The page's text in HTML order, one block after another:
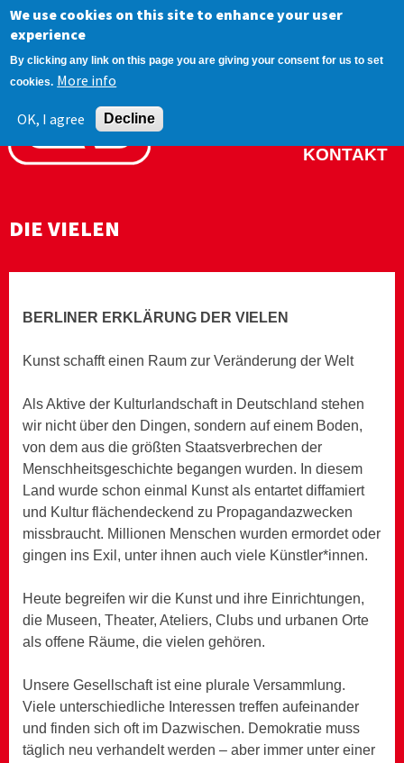
We use cookies on this site to enhance your user
experience
By clicking any link on this page you are giving your consent for us to set
cookies. More info
OK, I agree Decline
Jump to navigation
BRAND
KONTAKT
DIE VIELEN
BERLINER ERKLÄRUNG DER VIELEN
Kunst schafft einen Raum zur Veränderung der Welt
Als Aktive der Kulturlandschaft in Deutschland stehen
wir nicht über den Dingen, sondern auf einem Boden,
von dem aus die größten Staatsverbrechen der
Menschheitsgeschichte begangen wurden. In diesem
Land wurde schon einmal Kunst als entartet diffamiert
und Kultur flächendeckend zu Propagandazwecken
missbraucht. Millionen Menschen wurden ermordet oder
gingen ins Exil, unter ihnen auch viele Künstler*innen.
Heute begreifen wir die Kunst und ihre Einrichtungen,
die Museen, Theater, Ateliers, Clubs und urbanen Orte
als offene Räume, die vielen gehören.
Unsere Gesellschaft ist eine plurale Versammlung.
Viele unterschiedliche Interessen treffen aufeinander
und finden sich oft im Dazwischen. Demokratie muss
täglich neu verhandelt werden – aber immer unter einer